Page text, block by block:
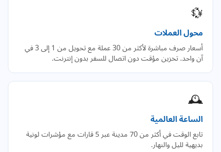
💱
محول العملات
أسعار صرف مباشرة لأكثر من 30 عملة مع تحويل من 1 إلى 3 في
آن واحد. تخزين مؤقت دون اتصال للسفر بدون إنترنت.
🕰️
الساعة العالمية
تابع الوقت في أكثر من 70 مدينة عبر 5 قارات مع مؤشرات لونية
بديهية لليل والنهار.